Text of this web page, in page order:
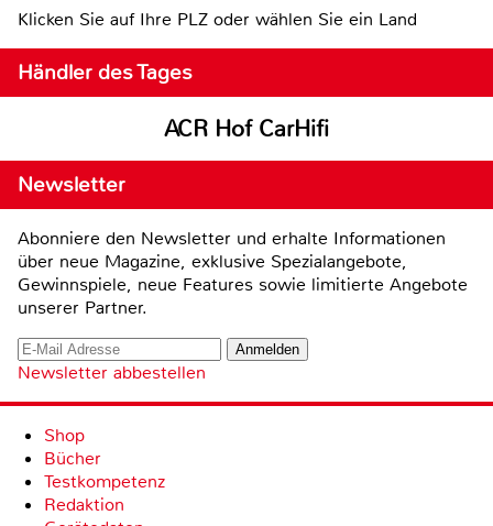
Klicken Sie auf Ihre PLZ oder wählen Sie ein Land
Händler des Tages
ACR Hof CarHifi
Newsletter
Abonniere den Newsletter und erhalte Informationen
über neue Magazine, exklusive Spezialangebote,
Gewinnspiele, neue Features sowie limitierte Angebote
unserer Partner.
Newsletter abbestellen
Shop
Bücher
Testkompetenz
Redaktion